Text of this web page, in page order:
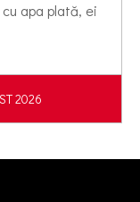
apa plată, ei
2026